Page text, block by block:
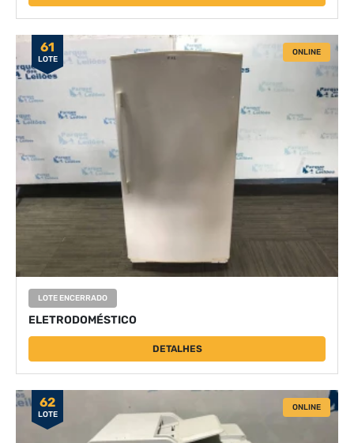
61
LOTE
ONLINE
LOTE ENCERRADO
ELETRODOMÉSTICO
DETALHES
62
LOTE
ONLINE